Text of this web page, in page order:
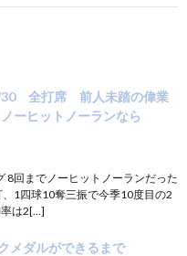
30 全打席 前人未踏の偉業
ーヒットノーランなら
回までノーヒットノーランだった
1四球10奪三振で今季10度目の2
は2[…]
メダルができるまで